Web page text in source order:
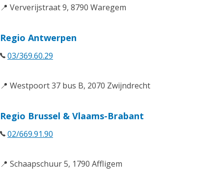
📍 Ververijstraat 9, 8790 Waregem
Regio Antwerpen
03/369.60.29
📍 Westpoort 37 bus B, 2070 Zwijndrecht
Regio Brussel & Vlaams-Brabant
02/669.91.90
📍 Schaapschuur 5, 1790 Affligem